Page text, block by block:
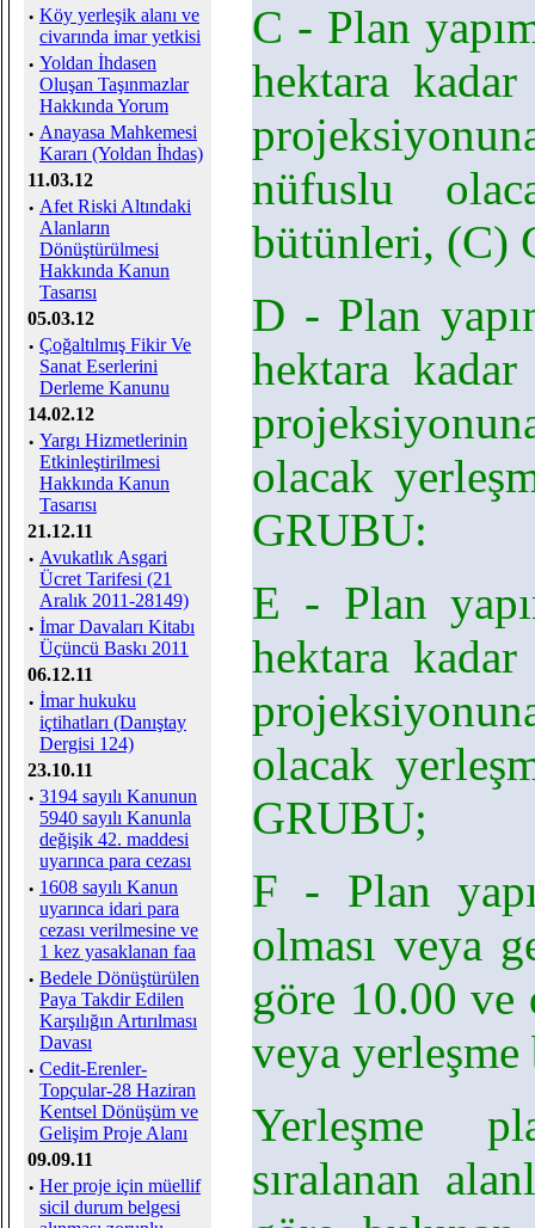
· Köy yerleşik alanı ve
civarında imar yetkisi
· Yoldan İhdasen
Oluşan Taşınmazlar
Hakkında Yorum
· Anayasa Mahkemesi
Kararı (Yoldan İhdas)
11.03.12
· Afet Riski Altındaki
Alanların
Dönüştürülmesi
Hakkında Kanun
Tasarısı
05.03.12
· Çoğaltılmış Fikir Ve
Sanat Eserlerini
Derleme Kanunu
14.02.12
· Yargı Hizmetlerinin
Etkinleştirilmesi
Hakkında Kanun
Tasarısı
21.12.11
· Avukatlık Asgari
Ücret Tarifesi (21
Aralık 2011-28149)
· İmar Davaları Kitabı
Üçüncü Baskı 2011
06.12.11
· İmar hukuku
içtihatları (Danıştay
Dergisi 124)
23.10.11
· 3194 sayılı Kanunun
5940 sayılı Kanunla
değişik 42. maddesi
uyarınca para cezası
· 1608 sayılı Kanun
uyarınca idari para
cezası verilmesine ve
1 kez yasaklanan faa
· Bedele Dönüştürülen
Paya Takdir Edilen
Karşılığın Artırılması
Davası
· Cedit-Erenler-
Topçular-28 Haziran
Kentsel Dönüşüm ve
Gelişim Proje Alanı
09.09.11
· Her proje için müellif
sicil durum belgesi
C - Plan
hektara
nüfuslu
bütünleri, (C)
D - Plan
hektara
olacak
GRUBU:
E - Plan
hektara
olacak
GRUBU;
F - Plan
olması veya
göre 10.00 ve
veya
Yerleşme
sıralanan